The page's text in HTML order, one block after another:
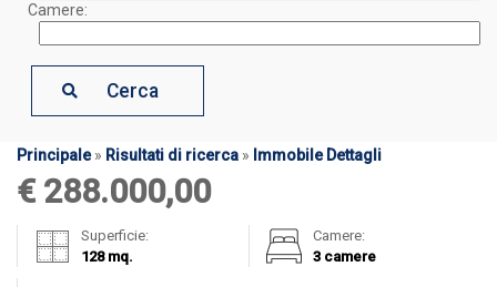
Camere:
Cerca
Principale» Risultati di ricerca » Immobile Dettagli
€ 288.000,00
Superficie:
128 mq.
Camere:
3 camere